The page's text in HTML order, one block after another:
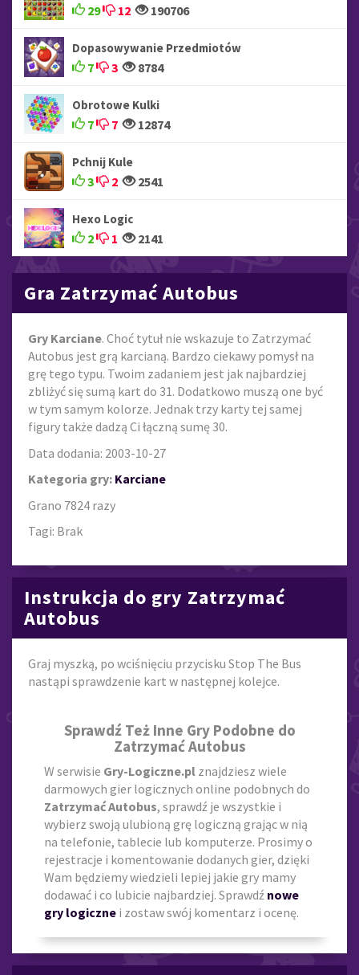
29 12 190706
Dopasowywanie Przedmiotów
7 3 8784
Obrotowe Kulki
7 7 12874
Pchnij Kule
3 2 2541
Hexo Logic
2 1 2141
Gra Zatrzymać Autobus
Gry Karciane. Choć tytuł nie wskazuje to Zatrzymać
Autobus jest grą karcianą. Bardzo ciekawy pomysł na
grę tego typu. Twoim zadaniem jest jak najbardziej
zbliżyć się sumą kart do 31. Dodatkowo muszą one być
w tym samym kolorze. Jednak trzy karty tej samej
figury także dadzą Ci łączną sumę 30.
Data dodania: 2003-10-27
Kategoria gry: Karciane
Grano 7824 razy
Tagi: Brak
Instrukcja do gry Zatrzymać
Autobus
Graj myszką, po wciśnięciu przycisku Stop The Bus
nastąpi sprawdzenie kart w następnej kolejce.
Sprawdź Też Inne Gry Podobne do
Zatrzymać Autobus
W serwisie Gry-Logiczne.pl znajdziesz wiele
darmowych gier logicznych online podobnych do
Zatrzymać Autobus, sprawdź je wszystkie i
wybierz swoją ulubioną grę logiczną grając w nią
na telefonie, tablecie lub komputerze. Prosimy o
rejestracje i komentowanie dodanych gier, dzięki
Wam będziemy wiedzieli lepiej jakie gry mamy
dodawać i co lubicie najbardziej. Sprawdź nowe
gry logiczne i zostaw swój komentarz i ocenę.